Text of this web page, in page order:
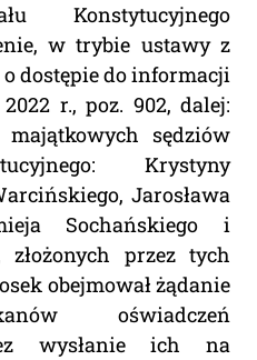
Konstytucyjnego
w trybie ustawy z
dostępie do informacji
r., poz. 902, dalej:
majątkowych sędziów
Krystyny
Jarosława
Sochańskiego i
złożonych przez tych
obejmował żądanie
oświadczeń
wysłanie ich na